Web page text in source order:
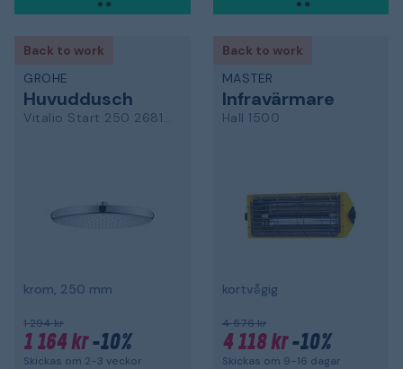
Back to work
GROHE
Huvuddusch
Vitalio Start 250 26815000
krom, 250 mm
1 294 kr
1 164 kr-10%
Skickas om 2-3 veckor
Back to work
MASTER
Infravärmare
Hall 1500
kortvågig
4 576 kr
4 118 kr-10%
Skickas om 9-16 dagar